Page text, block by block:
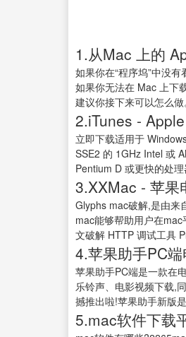
1.从Mac 上的
如果你在“程序坞”中没
如果你无法在 Mac 上下
建议你接下来可以怎么
2.iTunes -
立即下载适用于
SSE2 的 1GHz Intel 或
Pentium D 或更快的处
3.XXMac - 苹果
Glyphs mac破解,是由来
mac能够帮助用户在
文破解 HTTP 调试工具
4.苹果助手PC
苹果助手PC端是一款在
乐铃声、电影视频下载,
撼推出啦!苹果助手新版
5.mac软件下载